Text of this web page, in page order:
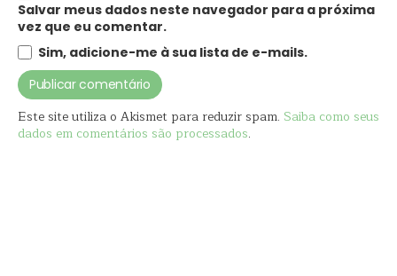
Salvar meus dados neste navegador para a próxima
vez que eu comentar.
Sim, adicione-me à sua lista de e-mails.
Este site utiliza o Akismet para reduzir spam. Saiba como seus
dados em comentários são processados.